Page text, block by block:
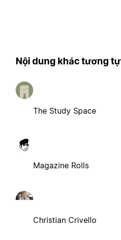
Nội dung khác tương tự
The Study Space
Magazine Rolls
Christian Crivello